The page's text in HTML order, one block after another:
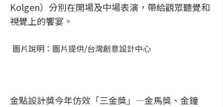
Kolgen）分別在開場及中場表演，帶給觀眾聽覺和
視覺上的饗宴。
圖片說明：圖片提供/台灣創意設計中心
金點設計獎今年仿效「三金獎」—金馬獎、金鐘